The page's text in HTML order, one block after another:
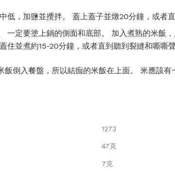
低，加鹽並攪拌。 蓋上蓋子並燉20分鐘，或者直
一定要塗上鍋的側面和底部。 加入煮熟的米飯，
住並煮約15-20分鐘，或者直到聽到裂縫和嘶嘶聲
飯倒入餐盤，所以結痂的米飯在上面。 米應該有
1273
47克
7克